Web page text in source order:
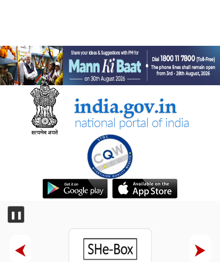
अन्य
केंद्रीकृत जन शिकायत निवारण और निगरानी प्रणाली (सीपीग्राम)
भारतीय प्रतिस्पर्धा आयोग
भारतीय प्रतिस्पर्धा आयोग (सीसीआई) ने ब्रिक्स प्रतिस्पर्धा प्राधिकरणों के
प्रमुखों की बैठक आयोजित की
❚❚